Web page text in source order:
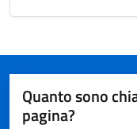
Quanto sono
pagina?